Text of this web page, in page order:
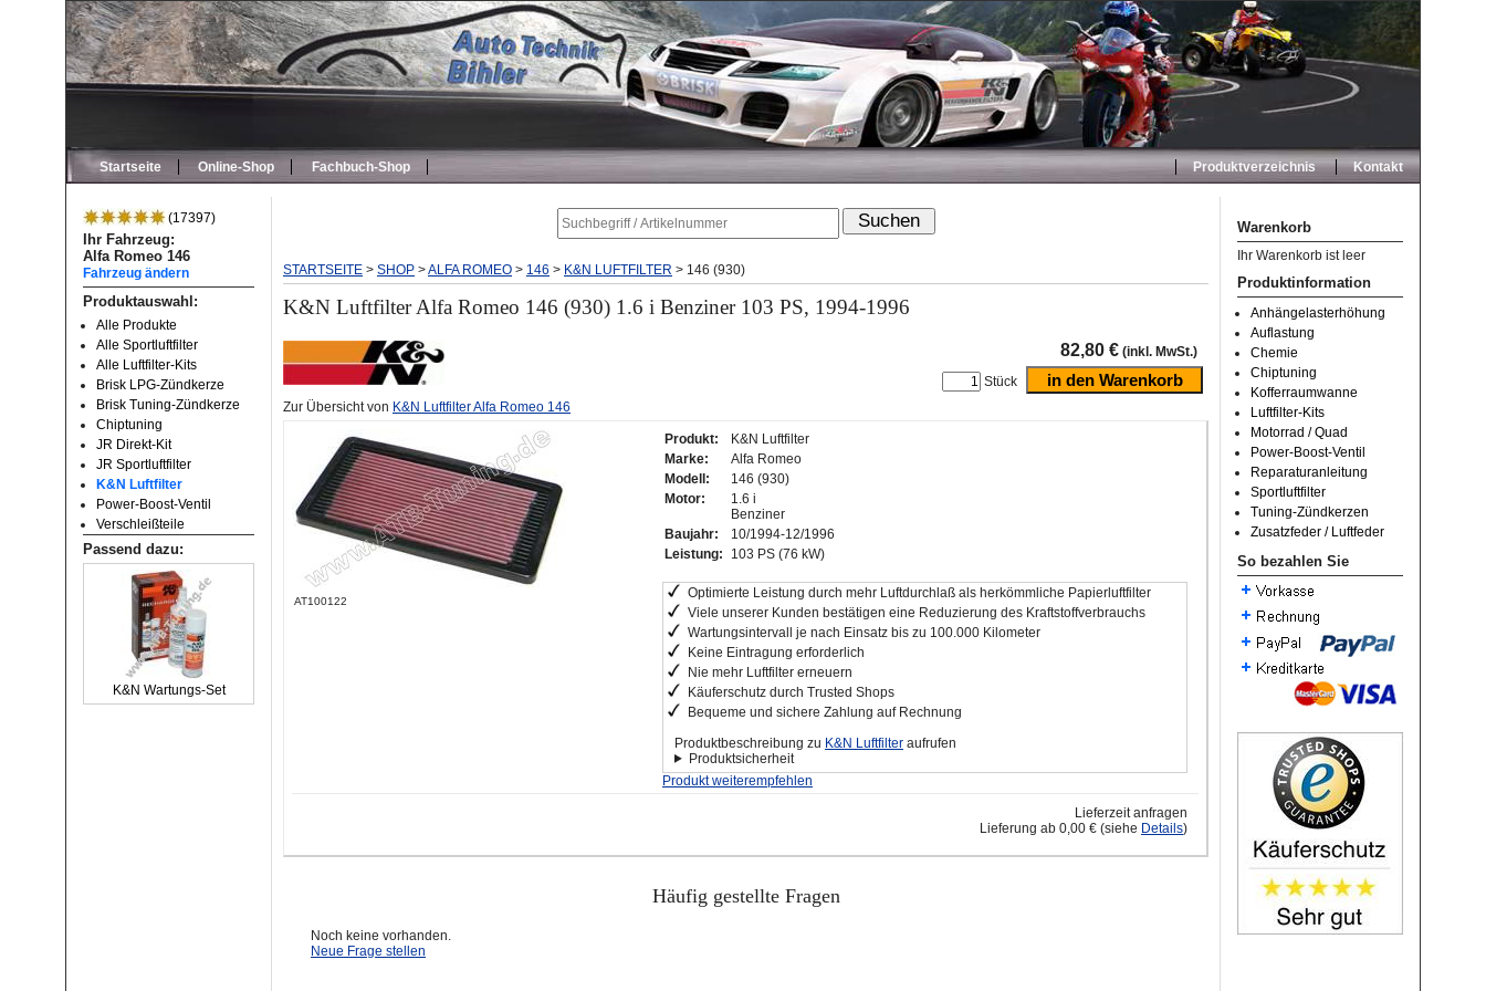
Startseite Online-Shop Fachbuch-Shop Produktverzeichnis Kontakt
(17397)
Ihr Fahrzeug:
Alfa Romeo 146
Fahrzeug ändern
Produktauswahl:
Alle Produkte
Alle Sportluftfilter
Alle Luftfilter-Kits
Brisk LPG-Zündkerze
Brisk Tuning-Zündkerze
Chiptuning
JR Direkt-Kit
JR Sportluftfilter
K&N Luftfilter
Power-Boost-Ventil
Verschleißteile
Passend dazu:
K&N Wartungs-Set
Warenkorb
Ihr Warenkorb ist leer
Produktinformation
Anhängelasterhöhung
Auflastung
Chemie
Chiptuning
Kofferraumwanne
Luftfilter-Kits
Motorrad / Quad
Power-Boost-Ventil
Reparaturanleitung
Sportluftfilter
Tuning-Zündkerzen
Zusatzfeder / Luftfeder
So bezahlen Sie
STARTSEITE > SHOP >ALFA ROMEO > 146 > K&N LUFTFILTER > 146 (930)
K&N Luftfilter Alfa Romeo 146 (930) 1.6 i Benziner 103 PS, 1994-1996
82,80 € (inkl. MwSt.)
Stück
Zur Übersicht von K&N Luftfilter Alfa Romeo 146
AT100122
Produkt:
K&N Luftfilter
Marke:
Alfa Romeo
Modell:
146 (930)
Motor:
1.6 i
Benziner
Baujahr:
10/1994-12/1996
Leistung:
103 PS (76 kW)
Optimierte Leistung durch mehr Luftdurchlaß als herkömmliche Papierluftfilter
Viele unserer Kunden bestätigen eine Reduzierung des Kraftstoffverbrauchs
Wartungsintervall je nach Einsatz bis zu 100.000 Kilometer
Keine Eintragung erforderlich
Nie mehr Luftfilter erneuern
Käuferschutz durch Trusted Shops
Bequeme und sichere Zahlung auf Rechnung
Produktbeschreibung zu K&N Luftfilter aufrufen
Produktsicherheit
Produkt weiterempfehlen
Lieferzeit anfragen
Lieferung ab 0,00 € (siehe Details)
Häufig gestellte Fragen
Noch keine vorhanden.
Neue Frage stellen